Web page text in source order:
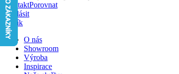
KontaktPorovnat
Přihlásit
Košík
O nás
Showroom
Výroba
Inspirace